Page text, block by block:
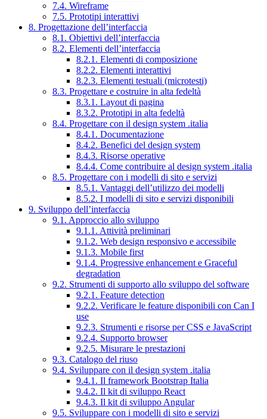
7.4. Wireframe
7.5. Prototipi interattivi
8. Progettazione dell’interfaccia
8.1. Obiettivi dell’interfaccia
8.2. Elementi dell’interfaccia
8.2.1. Elementi di composizione
8.2.2. Elementi interattivi
8.2.3. Elementi testuali (microtesti)
8.3. Progettare e costruire in alta fedeltà
8.3.1. Layout di pagina
8.3.2. Prototipi in alta fedeltà
8.4. Progettare con il design system .italia
8.4.1. Documentazione
8.4.2. Benefici del design system
8.4.3. Risorse operative
8.4.4. Come contribuire al design system .italia
8.5. Progettare con i modelli di sito e servizi
8.5.1. Vantaggi dell’utilizzo dei modelli
8.5.2. I modelli di sito e servizi disponibili
9. Sviluppo dell’interfaccia
9.1. Approccio allo sviluppo
9.1.1. Attività preliminari
9.1.2. Web design responsivo e accessibile
9.1.3. Mobile first
9.1.4. Progressive enhancement e Graceful
degradation
9.2. Strumenti di supporto allo sviluppo del software
9.2.1. Feature detection
9.2.2. Verificare le feature disponibili con Can I
use
9.2.3. Strumenti e risorse per CSS e JavaScript
9.2.4. Supporto browser
9.2.5. Misurare le prestazioni
9.3. Catalogo del riuso
9.4. Sviluppare con il design system .italia
9.4.1. Il framework Bootstrap Italia
9.4.2. Il kit di sviluppo React
9.4.3. Il kit di sviluppo Angular
9.5. Sviluppare con i modelli di sito e servizi